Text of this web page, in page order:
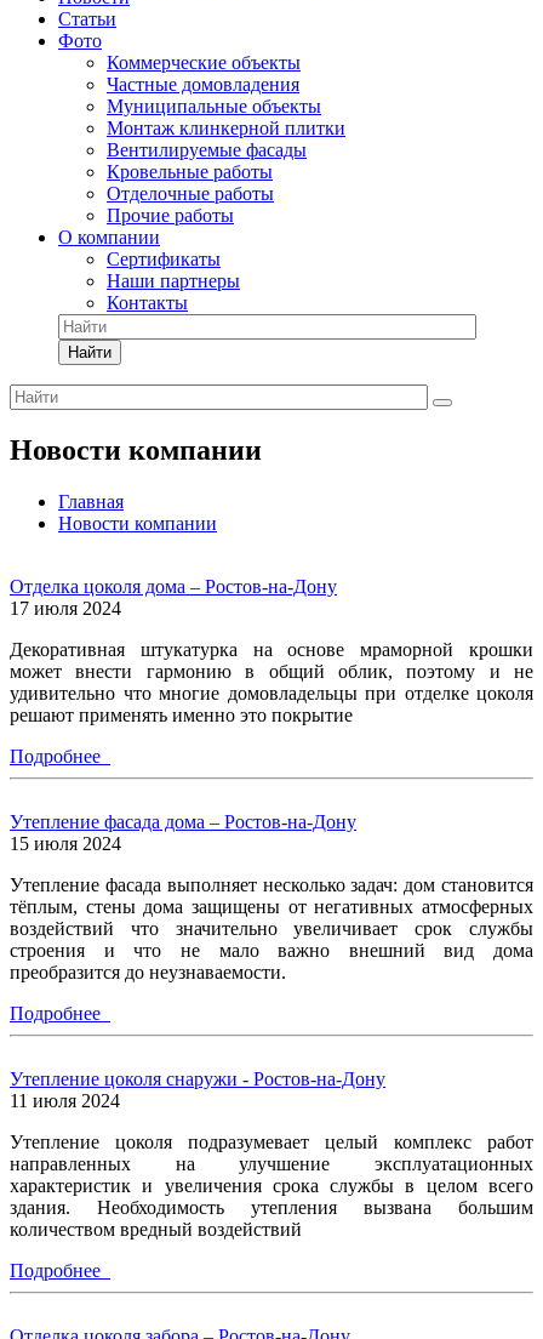
Статьи
Фото
Коммерческие объекты
Частные домовладения
Муниципальные объекты
Монтаж клинкерной плитки
Вентилируемые фасады
Кровельные работы
Отделочные работы
Прочие работы
О компании
Сертификаты
Наши партнеры
Контакты
Найти
Новости компании
Главная
Новости компании
Отделка цоколя дома – Ростов-на-Дону
17 июля 2024
Декоративная штукатурка на основе мраморной крошки
может внести гармонию в общий облик, поэтому и не
удивительно что многие домовладельцы при отделке цоколя
решают применять именно это покрытие
Подробнее
Утепление фасада дома – Ростов-на-Дону
15 июля 2024
Утепление фасада выполняет несколько задач: дом становится
тёплым, стены дома защищены от негативных атмосферных
воздействий что значительно увеличивает срок службы
строения и что не мало важно внешний вид дома
преобразится до неузнаваемости.
Подробнее
Утепление цоколя снаружи - Ростов-на-Дону
11 июля 2024
Утепление цоколя подразумевает целый комплекс работ
направленных на улучшение эксплуатационных
характеристик и увеличения срока службы в целом всего
здания. Необходимость утепления вызвана большим
количеством вредный воздействий
Подробнее